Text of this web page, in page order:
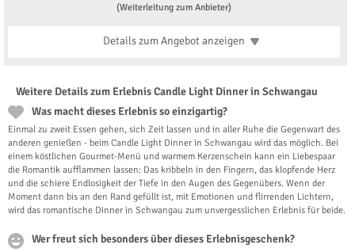
(Weiterleitung zum Anbieter)
Details zum Angebotanzeigen
Weitere Details zum Erlebnis Candle Light Dinner in Schwangau
Was macht dieses Erlebnis so einzigartig?
Einmal zu zweit Essen gehen, sich Zeit lassen und in aller Ruhe die Gegenwart des
anderen genießen - beim Candle Light Dinner in Schwangau wird das möglich. Bei
einem köstlichen Gourmet-Menü und warmem Kerzenschein kann ein Liebespaar
die Romantik aufflammen lassen: Das kribbeln in den Fingern, das klopfende Herz
und die schiere Endlosigkeit der Tiefe in den Augen des Gegenübers. Wenn der
Moment dann bis an den Rand gefüllt ist, mit Emotionen und flirrenden Lichtern,
wird das romantische Dinner in Schwangau zum unvergesslichen Erlebnis für beide.
Wer freut sich besonders über dieses Erlebnisgeschenk?